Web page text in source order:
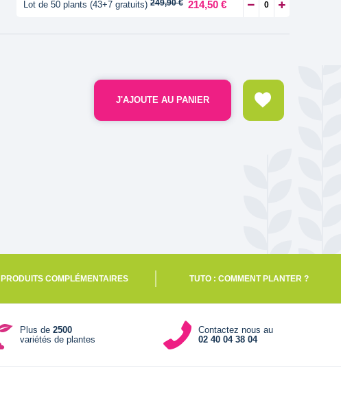
Lot de 50 plants (43+7 gratuits) 249,90 € 214,50 €
J'AJOUTE AU PANIER
PRODUITS COMPLÉMENTAIRES TUTO : COMMENT PLANTER ?
Plus de2500
variétés de plantes
Contactez nous au
02 40 04 38 04